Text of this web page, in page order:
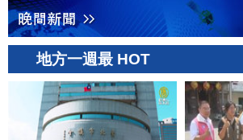
地方一週最 HOT